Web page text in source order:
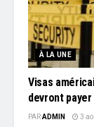
À LA UNE
Visas
devront
PARADMIN 3